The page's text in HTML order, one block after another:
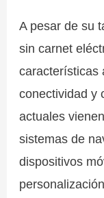
A pesar de su
sin carnet
características
conectividad y
actuales
sistemas de
dispositivos